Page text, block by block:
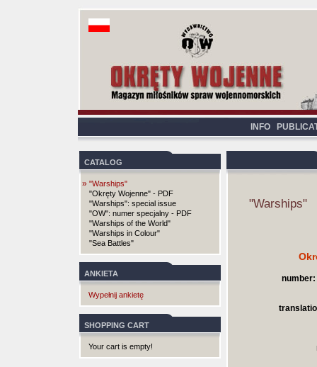
INFO
CATALOG
» "Warships"
"Okręty Wojenne" - PDF
"Warships": special issue
"OW": numer specjalny - PDF
"Warships of the World"
"Warships in Colour"
"Sea Battles"
ANKIETA
Wypełnij ankietę
SHOPPING CART
Your cart is empty!
"Warships"
number: